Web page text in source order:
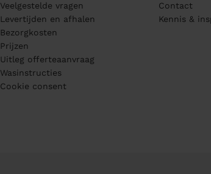
Veelgestelde vragen
Levertijden en afhalen
Bezorgkosten
Prijzen
Uitleg offerteaanvraag
Wasinstructies
Cookie consent
Contact
Kennis &